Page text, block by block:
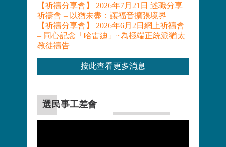
【祈禱分享會】 2026年7月21日 述職分享
祈禱會 – 以猶未盡：讓福音擴張境界
【祈禱分享會】 2026年6月2日網上祈禱會
– 同心記念「哈雷廸」~為極端正統派猶太
教徒禱告
按此查看更多消息
選民事工差會